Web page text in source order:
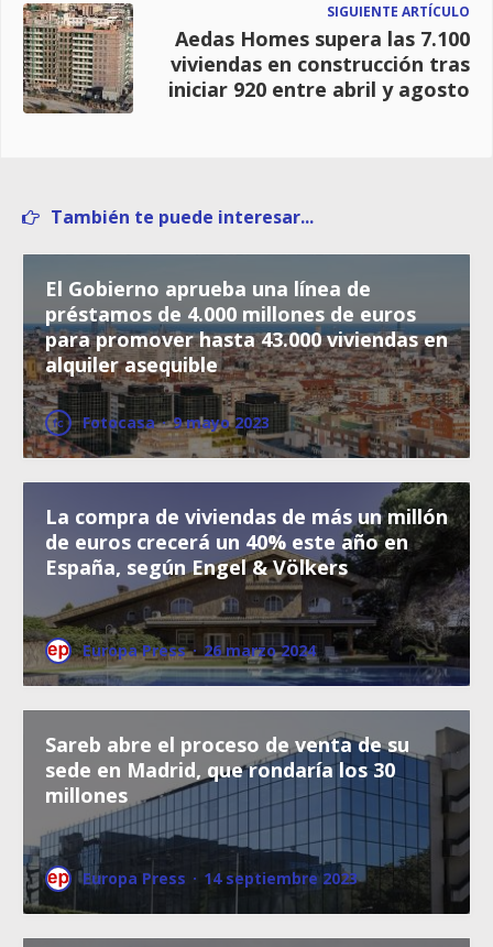
SIGUIENTE ARTÍCULO
Aedas Homes supera las 7.100
viviendas en construcción tras
iniciar 920 entre abril y agosto
También te puede interesar...
El Gobierno aprueba una línea de
préstamos de 4.000 millones de euros
para promover hasta 43.000 viviendas en
alquiler asequible
Fotocasa · 9 mayo 2023
La compra de viviendas de más un millón
de euros crecerá un 40% este año en
España, según Engel & Völkers
Europa Press · 26 marzo 2024
Sareb abre el proceso de venta de su
sede en Madrid, que rondaría los 30
millones
Europa Press · 14 septiembre 2023